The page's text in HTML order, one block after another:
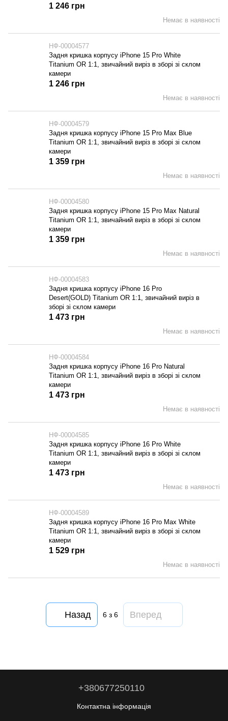
Немає в наявності
1 246 грн
НФ-00004577
Задня кришка корпусу iPhone 15 Pro White
Titanium OR 1:1, звичайний виріз в зборі зі склом
камери
Немає в наявності
1 246 грн
НФ-00004579
Задня кришка корпусу iPhone 15 Pro Max Blue
Titanium OR 1:1, звичайний виріз в зборі зі склом
камери
Немає в наявності
1 359 грн
НФ-00004580
Задня кришка корпусу iPhone 15 Pro Max Natural
Titanium OR 1:1, звичайний виріз в зборі зі склом
камери
Немає в наявності
1 359 грн
НФ-00004583
Задня кришка корпусу iPhone 16 Pro
Desert(GOLD) Titanium OR 1:1, звичайний виріз в
зборі зі склом камери
Немає в наявності
1 473 грн
НФ-00004584
Задня кришка корпусу iPhone 16 Pro Natural
Titanium OR 1:1, звичайний виріз в зборі зі склом
камери
Немає в наявності
1 473 грн
НФ-00004585
Задня кришка корпусу iPhone 16 Pro White
Titanium OR 1:1, звичайний виріз в зборі зі склом
камери
Немає в наявності
1 473 грн
НФ-00004589
Задня кришка корпусу iPhone 16 Pro Max White
Titanium OR 1:1, звичайний виріз в зборі зі склом
камери
Немає в наявності
1 529 грн
Назад 6з 6 Вперед
+380677250110
Контактна інформація